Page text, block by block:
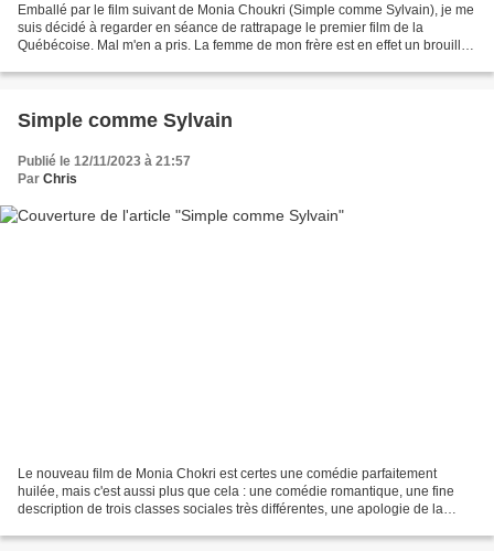
Emballé par le film suivant de Monia Choukri (Simple comme Sylvain), je me
suis décidé à regarder en séance de rattrapage le premier film de la
Québécoise. Mal m'en a pris. La femme de mon frère est en effet un brouillon
Simple comme Sylvain
Publié le 12/11/2023 à 21:57
Par Chris
Le nouveau film de Monia Chokri est certes une comédie parfaitement
huilée, mais c'est aussi plus que cela : une comédie romantique, une fine
description de trois classes sociales très différentes, une apologie de la